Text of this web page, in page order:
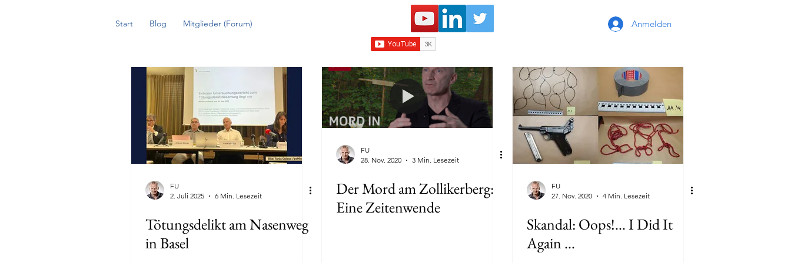
Start Blog Mitglieder (Forum) Anmelden
FU
2. Juli 2025
6 Min. Lesezeit
Tötungsdelikt am Nasenweg
in Basel
FU
28. Nov. 2020
3 Min. Lesezeit
Der Mord am Zollikerberg:
Eine Zeitenwende
FU
27. Nov. 2020
4 Min. Lesezeit
Skandal: Oops!... I Did It
Again ...